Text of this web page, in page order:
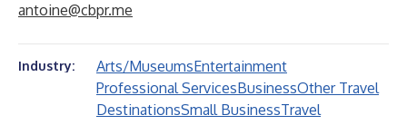
antoine@cbpr.me
Industry: Arts/MuseumsEntertainment
Professional ServicesBusinessOther Travel
DestinationsSmall BusinessTravel